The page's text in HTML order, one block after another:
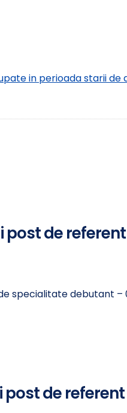
in perioada starii de
de
specialitate debutant –
de